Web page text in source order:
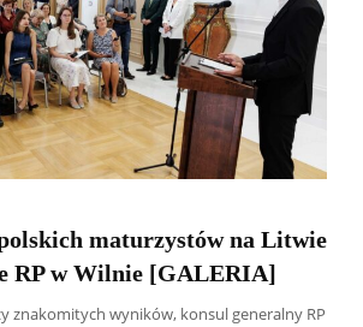
maturzystów na Litwie
RP w Wilnie [GALERIA]
znakomitych wyników, konsul generalny RP